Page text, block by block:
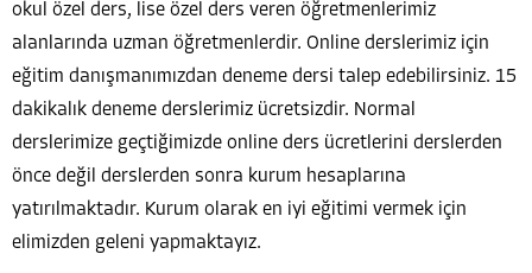
okul özel ders, lise özel ders veren öğretmenlerimiz
alanlarında uzman öğretmenlerdir. Online derslerimiz için
eğitim danışmanımızdan deneme dersi talep edebilirsiniz. 15
dakikalık deneme derslerimiz ücretsizdir. Normal
derslerimize geçtiğimizde online ders ücretlerini derslerden
önce değil derslerden sonra kurum hesaplarına
yatırılmaktadır. Kurum olarak en iyi eğitimi vermek için
elimizden geleni yapmaktayız.